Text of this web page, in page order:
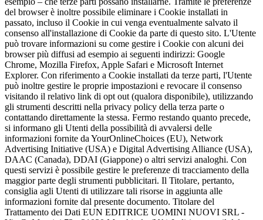
del browser è inoltre possibile eliminare i Cookie installati in
passato, incluso il Cookie in cui venga eventualmente salvato il
consenso all'installazione di Cookie da parte di questo sito. L'Utente
può trovare informazioni su come gestire i Cookie con alcuni dei
browser più diffusi ad esempio ai seguenti indirizzi: Google
Chrome, Mozilla Firefox, Apple Safari e Microsoft Internet
Explorer. Con riferimento a Cookie installati da terze parti, l'Utente
può inoltre gestire le proprie impostazioni e revocare il consenso
visitando il relativo link di opt out (qualora disponibile), utilizzando
gli strumenti descritti nella privacy policy della terza parte o
contattando direttamente la stessa. Fermo restando quanto precede,
si informano gli Utenti della possibilità di avvalersi delle
informazioni fornite da YourOnlineChoices (EU), Network
Advertising Initiative (USA) e Digital Advertising Alliance (USA),
DAAC (Canada), DDAI (Giappone) o altri servizi analoghi. Con
questi servizi è possibile gestire le preferenze di tracciamento della
maggior parte degli strumenti pubblicitari. Il Titolare, pertanto,
consiglia agli Utenti di utilizzare tali risorse in aggiunta alle
informazioni fornite dal presente documento. Titolare del
Trattamento dei Dati EUN EDITRICE UOMINI NUOVI SRL -